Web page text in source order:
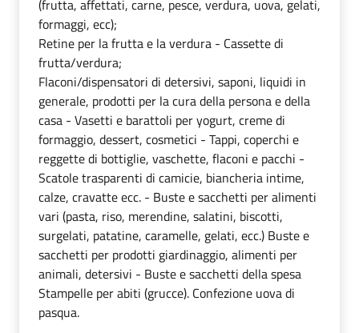
(frutta, affettati, carne, pesce, verdura, uova, gelati,
formaggi, ecc);
Retine per la frutta e la verdura - Cassette di
frutta/verdura;
Flaconi/dispensatori di detersivi, saponi, liquidi in
generale, prodotti per la cura della persona e della
casa - Vasetti e barattoli per yogurt, creme di
formaggio, dessert, cosmetici - Tappi, coperchi e
reggette di bottiglie, vaschette, flaconi e pacchi -
Scatole trasparenti di camicie, biancheria intime,
calze, cravatte ecc. - Buste e sacchetti per alimenti
vari (pasta, riso, merendine, salatini, biscotti,
surgelati, patatine, caramelle, gelati, ecc.) Buste e
sacchetti per prodotti giardinaggio, alimenti per
animali, detersivi - Buste e sacchetti della spesa
Stampelle per abiti (grucce). Confezione uova di
pasqua.